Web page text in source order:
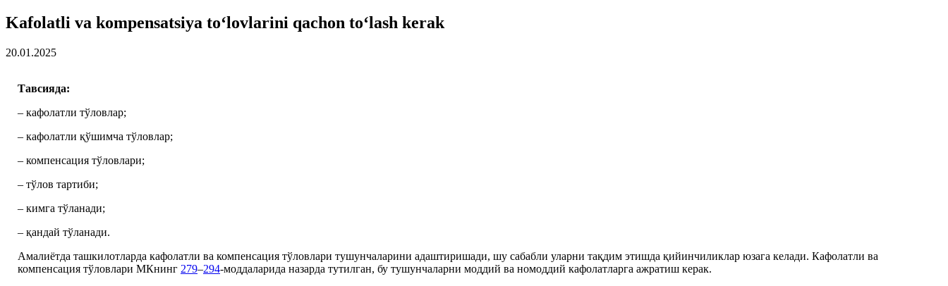
Kafolatli va kompensatsiya toʻlovlarini qachon toʻlash kerak
20.01.2025
Тавсияда:
– кафолатли тўловлар;
– кафолатли қўшимча тўловлар;
– компенсация тўловлари;
– тўлов тартиби;
– кимга тўланади;
– қандай тўланади.
Амалиётда ташкилотларда кафолатли ва компенсация тўловлари тушунчаларини адаштиришади, шу сабабли уларни тақдим этишда қийинчиликлар юзага келади. Кафолатли ва
компенсация тўловлари МКнинг 279–294-моддаларида назарда тутилган, бу тушунчаларни моддий ва номоддий кафолатларга ажратиш керак.